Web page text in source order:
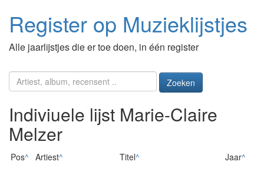
Register op Muzieklijstjes
Alle jaarlijstjes die er toe doen, in één register
Zoeken
Indiviuele lijst Marie-Claire
Melzer
Pos^ Artiest^ Titel^ Jaar^